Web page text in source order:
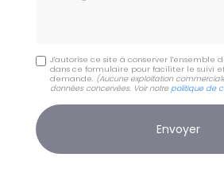
J'autorise ce site à conserver l'ensemble
dans ce formulaire pour faciliter le suivi
demande. (Aucune exploitation
données concervées. Voir notrepolitique de